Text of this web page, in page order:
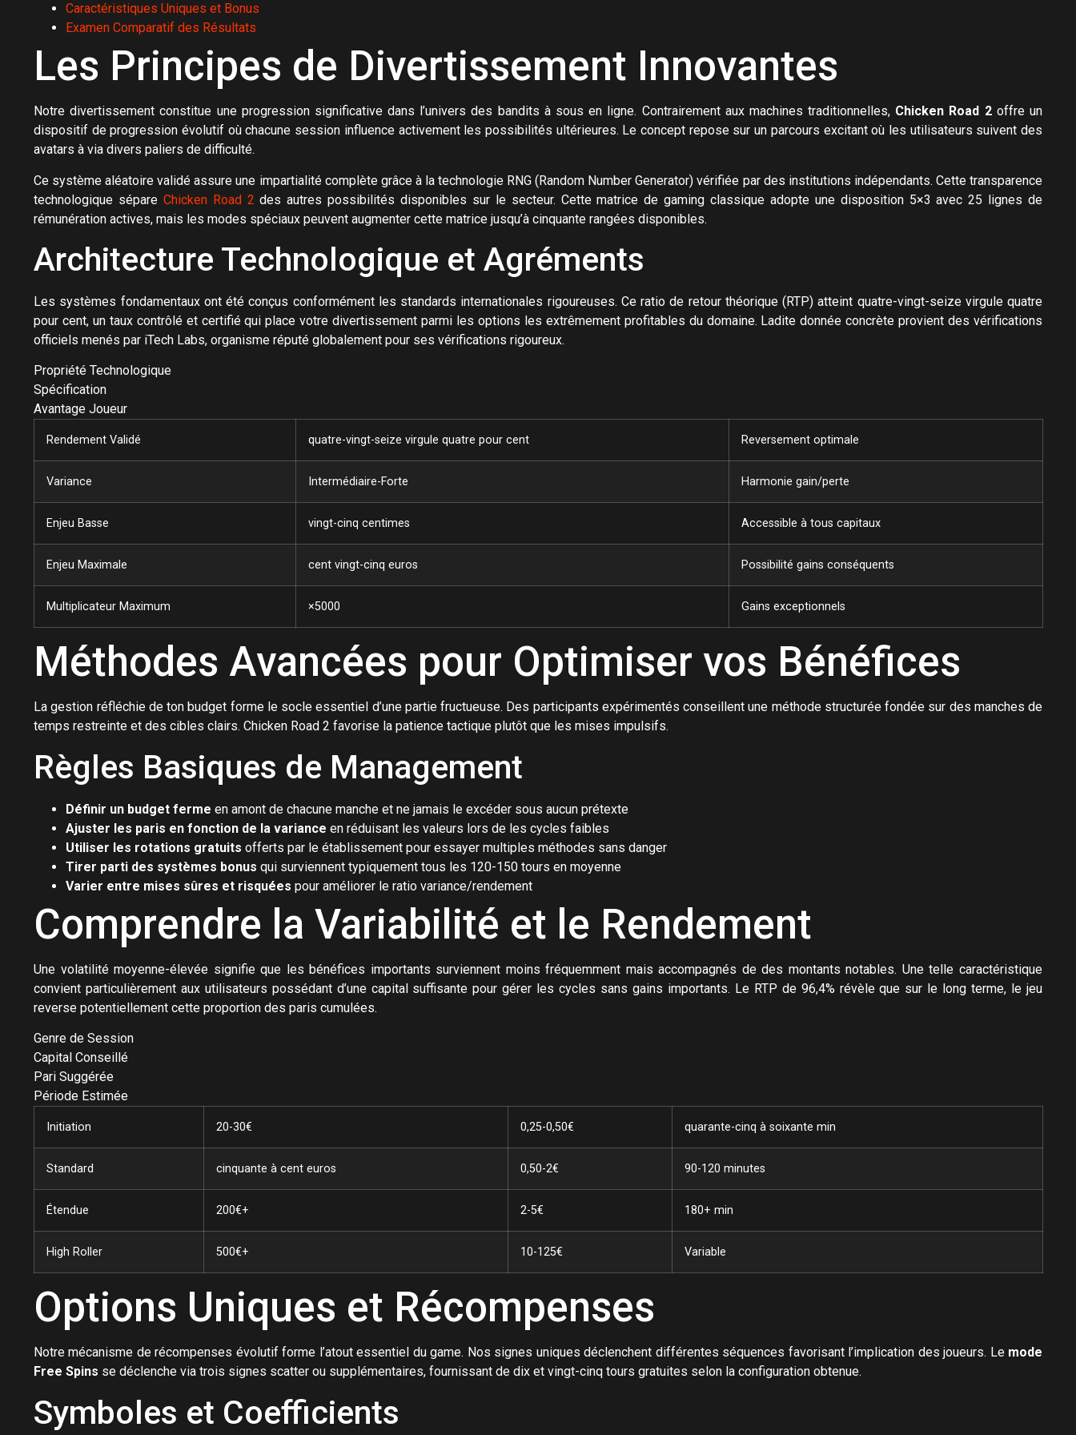
Caractéristiques Uniques et Bonus
Examen Comparatif des Résultats
Les Principes de Divertissement Innovantes
Notre divertissement constitue une progression significative dans l’univers des bandits à sous en ligne. Contrairement aux machines traditionnelles, Chicken Road 2offre un
dispositif de progression évolutif où chacune session influence activement les possibilités ultérieures. Le concept repose sur un parcours excitant où les utilisateurs suivent des
avatars à via divers paliers de difficulté.
Ce système aléatoire validé assure une impartialité complète grâce à la technologie RNG (Random Number Generator) vérifiée par des institutions indépendants. Cette transparence
technologique sépare Chicken Road 2 des autres possibilités disponibles sur le secteur. Cette matrice de gaming classique adopte une disposition 5×3 avec 25 lignes de
rémunération actives, mais les modes spéciaux peuvent augmenter cette matrice jusqu’à cinquante rangées disponibles.
Architecture Technologique et Agréments
Les systèmes fondamentaux ont été conçus conformément les standards internationales rigoureuses. Ce ratio de retour théorique (RTP) atteint quatre-vingt-seize virgule quatre
pour cent, un taux contrôlé et certifié qui place votre divertissement parmi les options les extrêmement profitables du domaine. Ladite donnée concrète provient des vérifications
officiels menés par iTech Labs, organisme réputé globalement pour ses vérifications rigoureux.
Propriété Technologique
Spécification
Avantage Joueur
Rendement Validé quatre-vingt-seize virgule quatre pour cent Reversement optimale
Variance Intermédiaire-Forte Harmonie gain/perte
Enjeu Basse vingt-cinq centimes Accessible à tous capitaux
Enjeu Maximale cent vingt-cinq euros Possibilité gains conséquents
Multiplicateur Maximum ×5000 Gains exceptionnels
Méthodes Avancées pour Optimiser vos Bénéfices
La gestion réfléchie de ton budget forme le socle essentiel d’une partie fructueuse. Des participants expérimentés conseillent une méthode structurée fondée sur des manches de
temps restreinte et des cibles clairs. Chicken Road 2 favorise la patience tactique plutôt que les mises impulsifs.
Règles Basiques de Management
Définir un budget ferme en amont de chacune manche et ne jamais le excéder sous aucun prétexte
Ajuster les paris en fonction de la variance en réduisant les valeurs lors de les cycles faibles
Utiliser les rotations gratuits offerts par le établissement pour essayer multiples méthodes sans danger
Tirer parti des systèmes bonus qui surviennent typiquement tous les 120-150 tours en moyenne
Varier entre mises sûres et risquées pour améliorer le ratio variance/rendement
Comprendre la Variabilité et le Rendement
Une volatilité moyenne-élevée signifie que les bénéfices importants surviennent moins fréquemment mais accompagnés de des montants notables. Une telle caractéristique
convient particulièrement aux utilisateurs possédant d’une capital suffisante pour gérer les cycles sans gains importants. Le RTP de 96,4% révèle que sur le long terme, le jeu
reverse potentiellement cette proportion des paris cumulées.
Genre de Session
Capital Conseillé
Pari Suggérée
Période Estimée
Initiation 20-30€ 0,25-0,50€ quarante-cinq à soixante min
Standard cinquante à cent euros 0,50-2€ 90-120 minutes
Étendue 200€+ 2-5€ 180+ min
High Roller 500€+ 10-125€ Variable
Options Uniques et Récompenses
Notre mécanisme de récompenses évolutif forme l’atout essentiel du game. Nos signes uniques déclenchent différentes séquences favorisant l’implication des joueurs. Le mode
Free Spins se déclenche via trois signes scatter ou supplémentaires, fournissant de dix et vingt-cinq tours gratuites selon la configuration obtenue.
Symboles et Coefficients